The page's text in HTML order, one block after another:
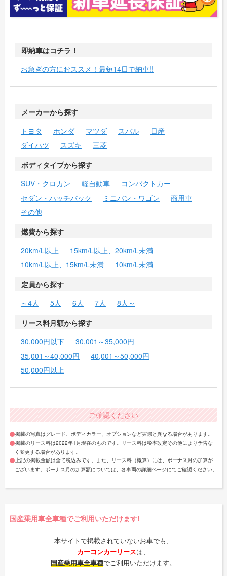
即納車はコチラ！
お急ぎの方におススメ！最短14日で納車!!
メーカーから探す
トヨタ
ホンダ マツダ スバル
日産
ダイハツ
スズキ
三菱
ボディタイプから探す
SUV・クロカン
軽自動車
コンパクトカー
セダン・ハッチバック
ミニバン・ワゴン
商用車
その他
燃費から探す
20km/L以上
15km/L以上、20km/L未満
10km/L以上、15km/L未満
10km/L未満
定員から探す
～4人
5人 6人 7人
8人～
リース料月額から探す
30,000円以下
30,001～35,000円
35,001～40,000円
40,001～50,000円
50,000円以上
ご確認ください
掲載の写真はグレード、ボディカラー、オプションなど実際と異なる場合があります。
掲載のリース料は2022年1月現在のものです。リース料は税率改定その他により予告な
く変更する場合があります。
上記の掲載金額は全て税込みです。また、リース料（概算）には、ボーナス月の加算が
ございます。ボーナス月の加算額については、各車両の詳細ページにてご確認ください。
国産乗用車全車種でご利用いただけます!
本サイトで掲載されていないお車でも、
カーコンカーリースは、
国産乗用車全車種でご利用いただけます。